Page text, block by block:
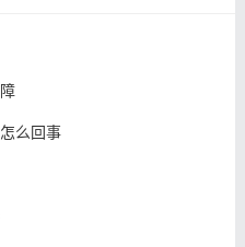
么回事